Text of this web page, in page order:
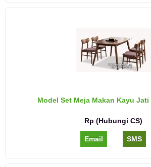
Model Set Meja Makan Kayu
Rp (Hubungi CS)
Email SMS